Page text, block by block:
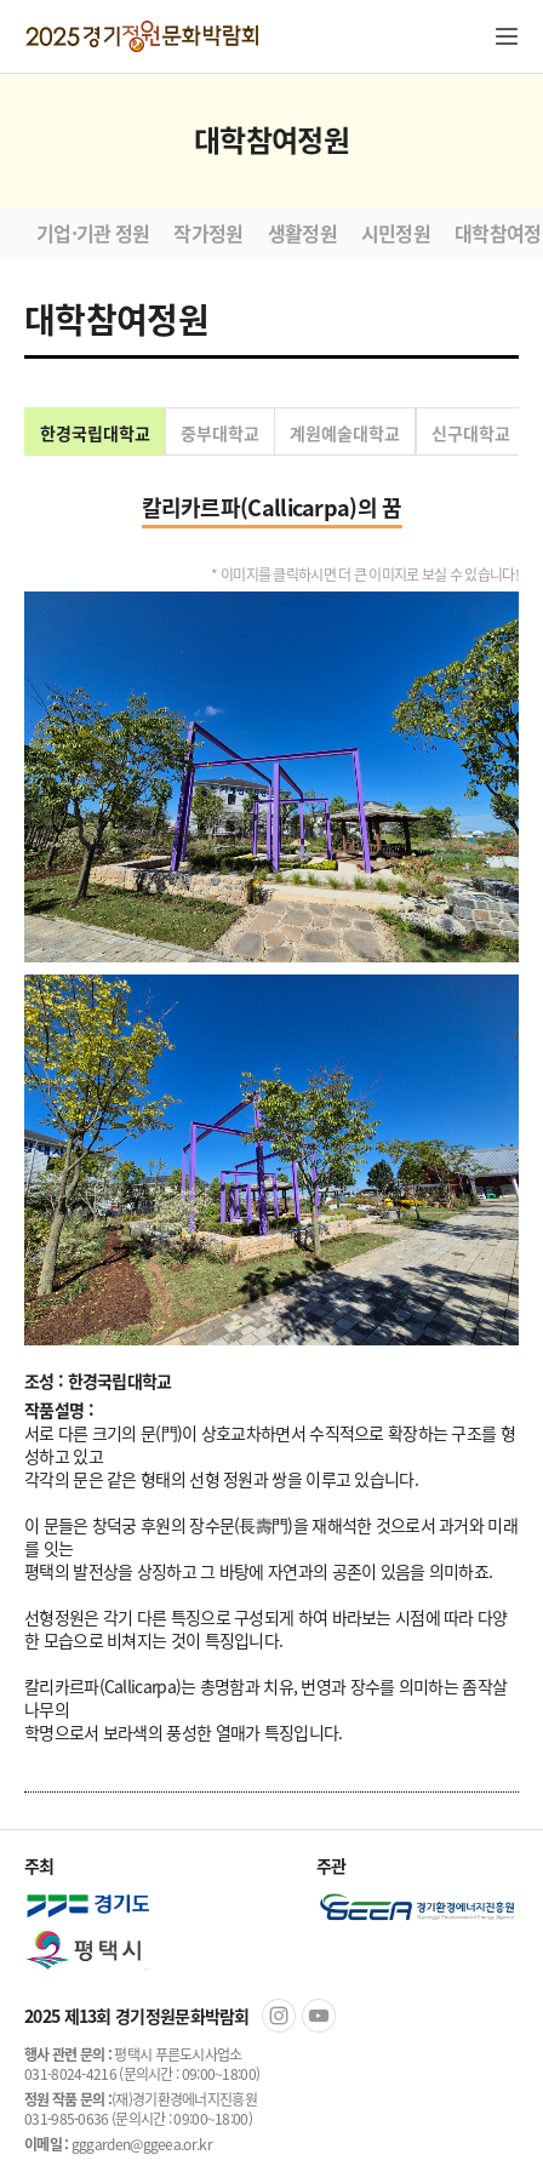
대학참여정원
기업·기관 정원 작가정원 생활정원 시민정원 대학참여
대학참여정원
한경국립대학교 중부대학교 계원예술대학교 신구대학교
칼리카르파(Callicarpa)의 꿈
* 이미지를 클릭하시면 더 큰 이미지로 보실 수 있습니다!
조성 : 한경국립대학교
작품설명 :
서로 다른 크기의 문(門)이 상호교차하면서 수직적으로 확장하는 구조를 형
성하고 있고
각각의 문은 같은 형태의 선형 정원과 쌍을 이루고 있습니다.
이 문들은 창덕궁 후원의 장수문(長壽門)을 재해석한 것으로서 과거와 미래
를 잇는
평택의 발전상을 상징하고 그 바탕에 자연과의 공존이 있음을 의미하죠.
선형정원은 각기 다른 특징으로 구성되게 하여 바라보는 시점에 따라 다양
한 모습으로 비쳐지는 것이 특징입니다.
칼리카르파(Callicarpa)는 총명함과 치유, 번영과 장수를 의미하는 좀작살
나무의
학명으로서 보라색의 풍성한 열매가 특징입니다.
주최 주관
2025 제13회 경기정원문화박람회
행사 관련 문의 :평택시 푸른도시사업소
031-8024-4216 (문의시간 : 09:00~18:00)
정원 작품 문의 :(재)경기환경에너지진흥원
031-985-0636 (문의시간 : 09:00~18:00)
이메일 : gggarden@ggeea.or.kr